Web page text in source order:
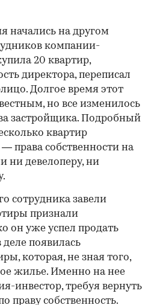
начались на другом
компании-
20 квартир,
директора, переписал
Долгое время этот
но все изменилось
застройщика. Подробный
квартир
права собственности на
ни девелоперу, ни
сотрудника завели
признали
он уже успел продать
появилась
которая, не зная того,
жилье. Именно на нее
инвестор, требуя вернуть
праву собственность.